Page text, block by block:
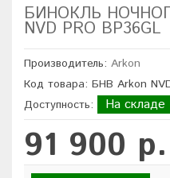
БИНОКЛЬ
NVD PRO BP36GL
Производитель: Arkon
Код товара: БНВ Arkon
Доступность:
На складе
91 900 р.